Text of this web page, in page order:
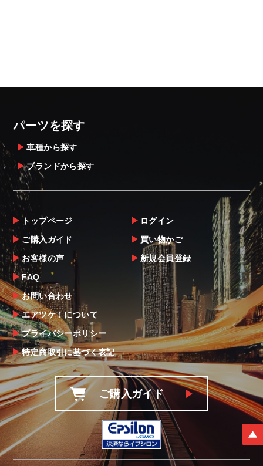
パーツを探す
車種から探す
ブランドから探す
トップページ
ご購入ガイド
お客様の声
FAQ
お問い合わせ
エアツケ！について
プライバシーポリシー
特定商取引に基づく表記
ログイン
買い物かご
新規会員登録
ご購入ガイド